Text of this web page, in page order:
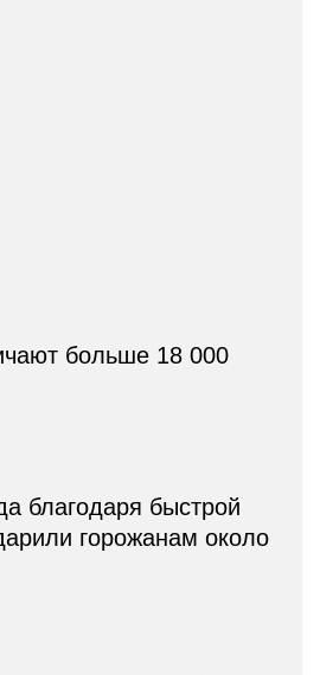
больше 18 000
благодаря быстрой
горожанам около